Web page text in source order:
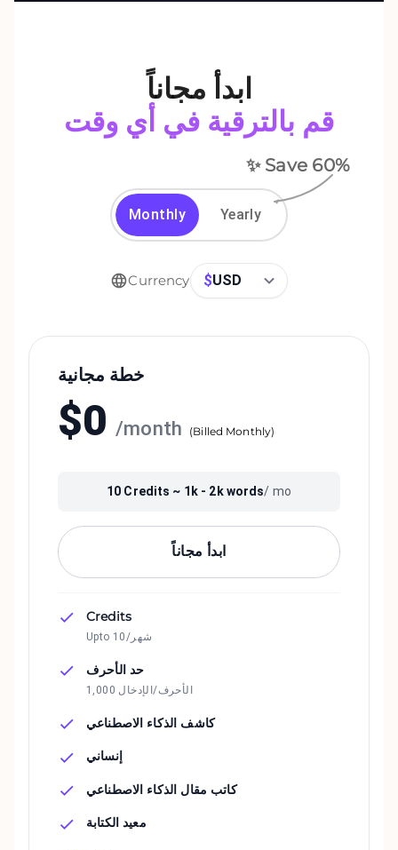
ابدأ مجاناً
قم بالترقية في أي وقت
✨ Save 60%
Monthly Yearly
Currency $USD
خطة مجانية
$0 /month (Billed Monthly)
10 Credits ~ 1k - 2kwords/ mo
ابدأ مجاناً
Credits
Upto 10/شهر
حد الأحرف
1,000 الأحرف/الإدخال
كاشف الذكاء الاصطناعي
إنساني
كاتب مقال الذكاء الاصطناعي
معيد الكتابة